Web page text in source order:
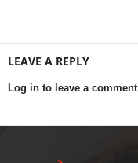
LEAVE A REPLY
Log in to leave a comment